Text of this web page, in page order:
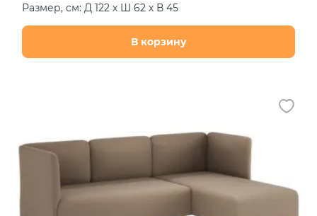
Размер, см: Д 122 х Ш 62 х В 45
В корзину